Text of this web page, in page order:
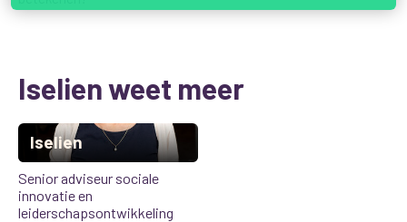
Iselien weet meer
Iselien
Senior adviseur sociale
innovatie en
leiderschapsontwikkeling